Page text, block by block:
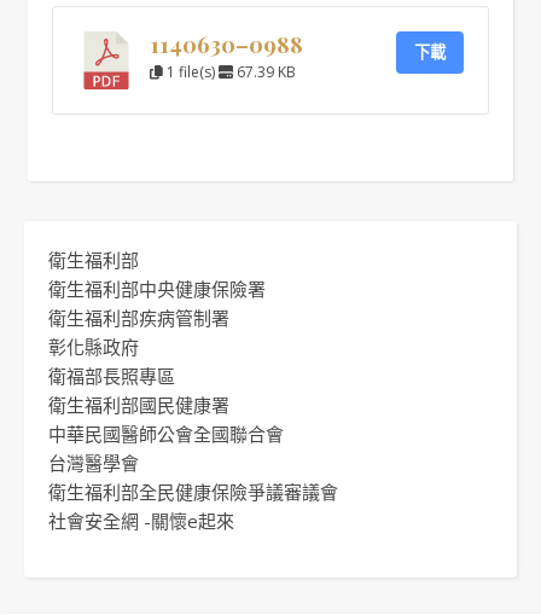
1140630–0988
1 file(s) 67.39 KB
下載
衛生福利部
衛生福利部中央健康保險署
衛生福利部疾病管制署
彰化縣政府
衛福部長照專區
衛生福利部國民健康署
中華民國醫師公會全國聯合會
台灣醫學會
衛生福利部全民健康保險爭議審議會
社會安全網 -關懷e起來